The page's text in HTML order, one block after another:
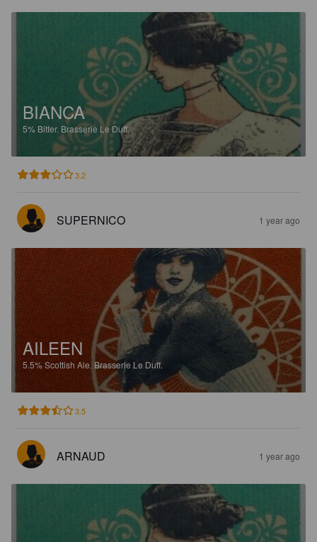
BIANCA
5% Bitter. Brasserie Le Duff.
3.2
SUPERNICO 1 year ago
AILEEN
5.5%Scottish Ale. Brasserie Le Duff.
3.5
ARNAUD 1 year ago